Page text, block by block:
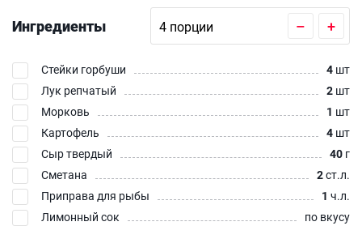
Ингредиенты – +
Стейки горбуши 4 шт
Лук репчатый
2 шт
Морковь
1 шт
Картофель
4 шт
Сыр твердый
40 г
Сметана
2ст.л.
Приправа для рыбы
1 ч.л.
Лимонный сок
по вкусу